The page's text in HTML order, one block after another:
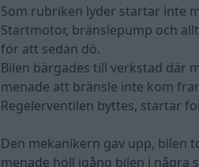
Som rubriken lyder startar inte
Startmotor, bränslepump och
för att sedan dö.
Bilen bärgades till verkstad där
menade att bränsle inte kom
Regelerventilen byttes, startar
Den mekanikern gav upp, bilen
menade höll igång bilen i några